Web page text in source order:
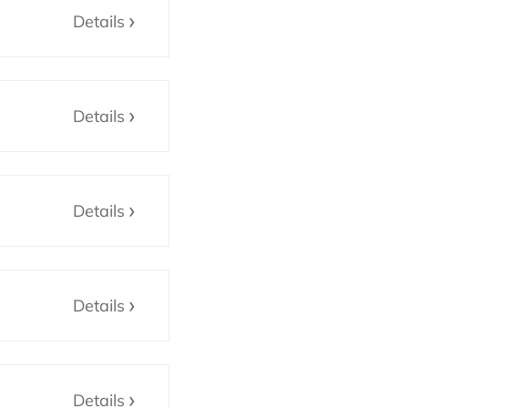
Details
Details
Details
Details
Details